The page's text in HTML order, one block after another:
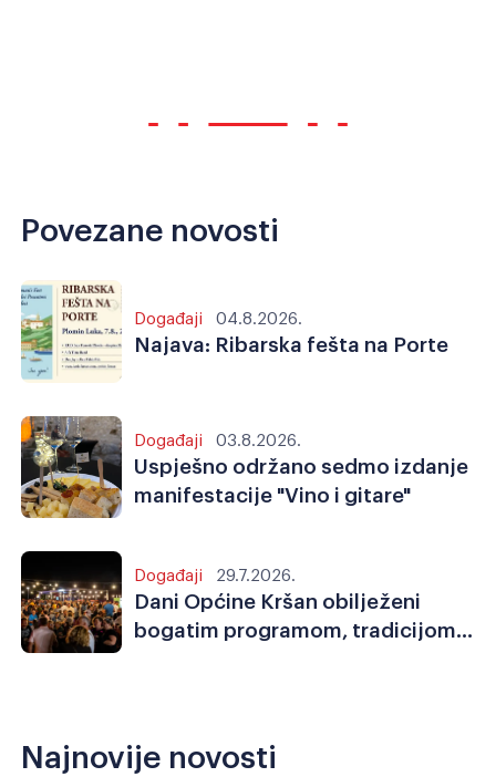
Povezane novosti
Događaji 04.8.2026.
Najava: Ribarska fešta na Porte
Događaji 03.8.2026.
Uspješno održano sedmo izdanje
manifestacije "Vino i gitare"
Događaji 29.7.2026.
Dani Općine Kršan obilježeni
bogatim programom, tradicijom,
Najnovije novosti